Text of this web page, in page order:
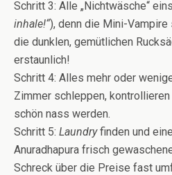
Schritt 3: Alle „Nichtwäsche“
inhale!“), denn die Mini-
die dunklen, gemütlichen
erstaunlich!
Schritt 4: Alles mehr oder
Zimmer schleppen,
schön nass werden.
Schritt 5: Laundryfinden und
Anuradhapura frisch
Schreck über die Preise fast